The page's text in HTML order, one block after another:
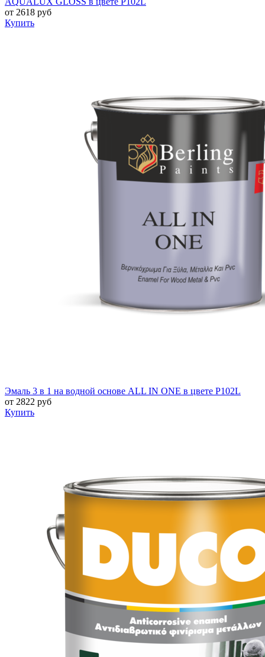
от 2618 руб
Купить
Эмаль 3 в 1 на водной основе ALL IN ONE в цвете P102L
от 2822 руб
Купить